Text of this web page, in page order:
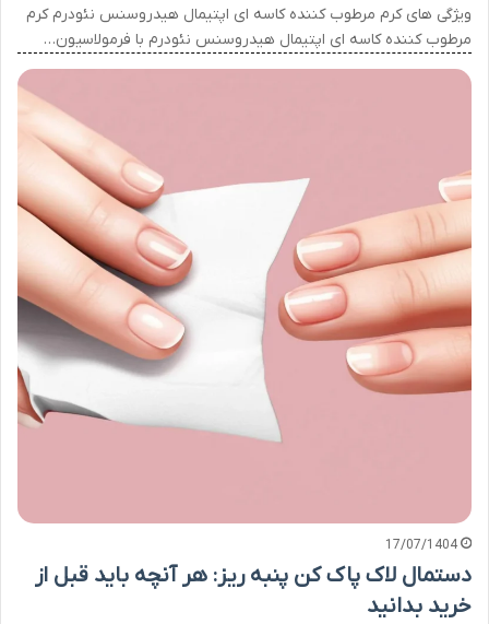
ویژگی های کرم مرطوب کننده کاسه ای اپتیمال هیدروسنس نئودرم کرم
مرطوب کننده کاسه ای اپتیمال هیدروسنس نئودرم با فرمولاسیون…
17/07/1404
دستمال لاک پاک کن پنبه ریز: هر آنچه باید قبل از
خرید بدانید